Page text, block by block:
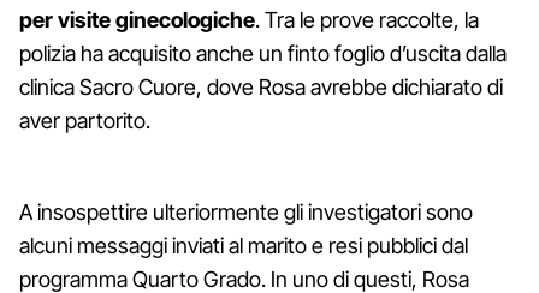
per visite ginecologiche. Tra le prove raccolte, la
polizia ha acquisito anche un finto foglio d’uscita dalla
clinica Sacro Cuore, dove Rosa avrebbe dichiarato di
aver partorito.
A insospettire ulteriormente gli investigatori sono
alcuni messaggi inviati al marito e resi pubblici dal
programma Quarto Grado. In uno di questi, Rosa